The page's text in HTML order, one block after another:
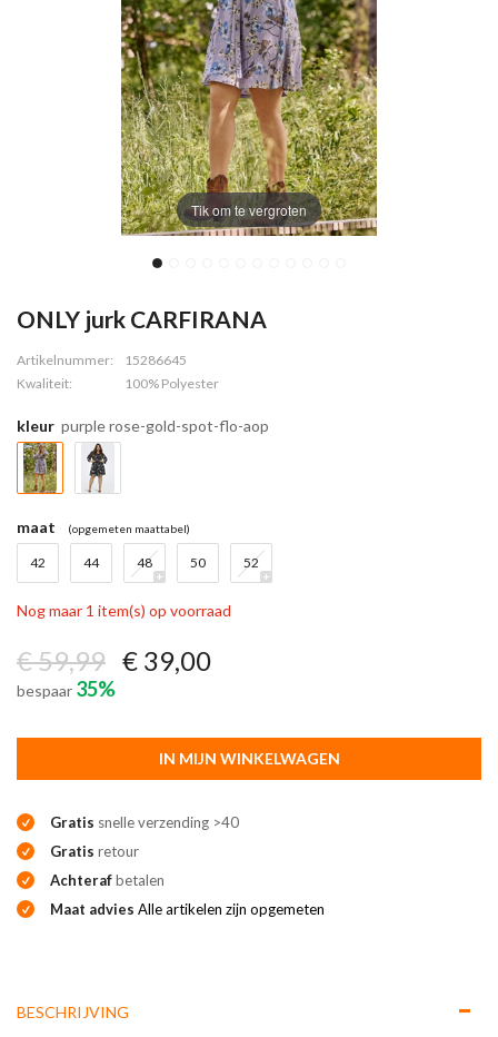
Tik om te vergroten
ONLY jurk CARFIRANA
Artikelnummer:
15286645
Kwaliteit:
100% Polyester
kleur purple rose-gold-spot-flo-aop
maat (opgemeten maattabel)
42 44 48 50 52
Nog maar 1 item(s) op voorraad
€ 59,99 € 39,00
bespaar 35%
IN MIJN WINKELWAGEN
Gratis snelle verzending >40
Gratis retour
Achterafbetalen
Maat advies Alle artikelen zijn opgemeten
BESCHRIJVING